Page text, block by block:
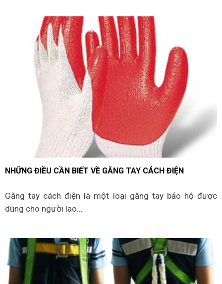
NHỮNG ĐIỀU CẦN BIẾT VỀ GĂNG TAY CÁCH ĐIỆN
Găng tay cách điện là một loại găng tay bảo hộ được
dùng cho người lao...